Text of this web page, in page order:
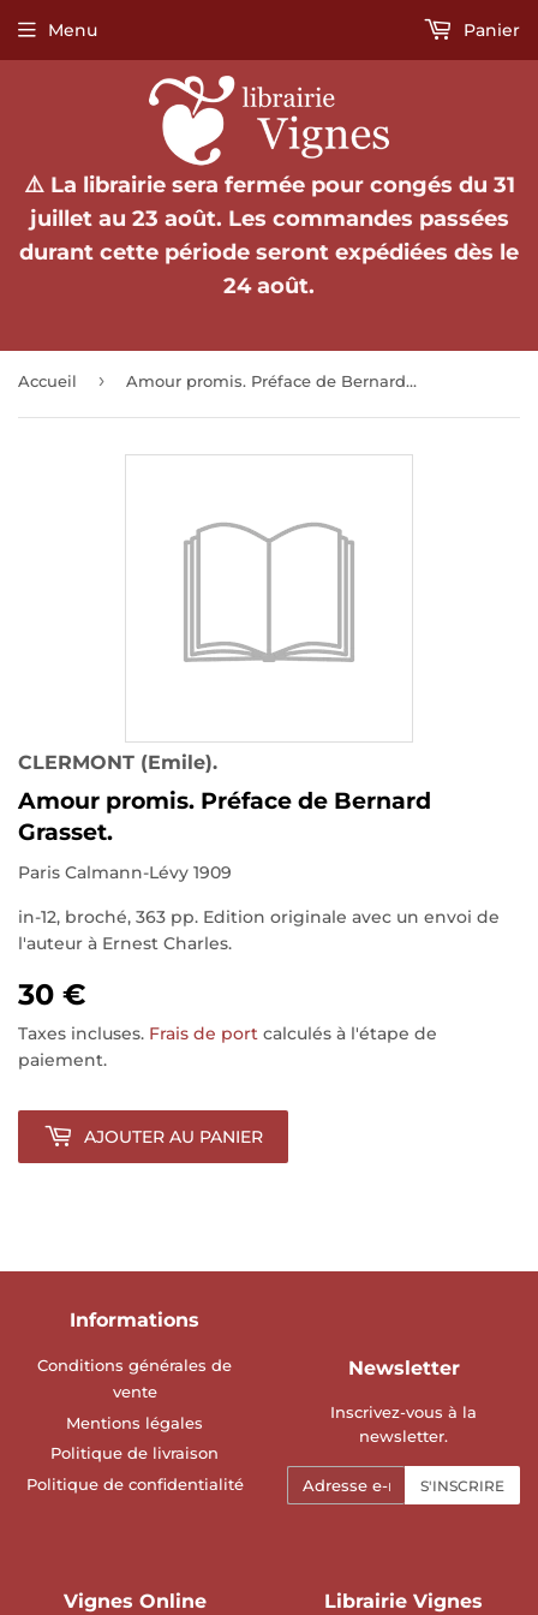
⚠️ La librairie sera fermée pour congés du 31
juillet au 23 août. Les commandes passées
durant cette période seront expédiées dès le
24 août.
Menu Panier
Accueil › Amour promis. Préface de Bernard Grasset.
CLERMONT (Emile).
Amour promis. Préface de Bernard
Grasset.
Paris Calmann-Lévy 1909
in-12, broché, 363 pp. Edition originale avec un envoi de
l'auteur à Ernest Charles.
30 €
Taxes incluses. Frais de port calculés à l'étape de
paiement.
AJOUTER AU PANIER
Informations
Conditions générales de
vente
Mentions légales
Politique de livraison
Politique de confidentialité
Newsletter
Inscrivez-vous à la
newsletter.
mails
S'INSCRIRE
Librairie Vignes
Vignes Online